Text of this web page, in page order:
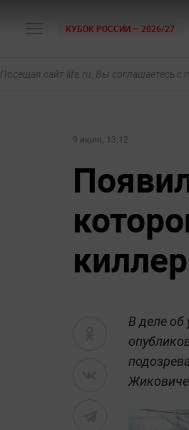
КУБОК РОССИИ — 2026/27
Посещая сайт life.ru, Вы соглашаетесь с
9 июля, 13:12
В деле об